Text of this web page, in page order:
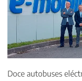
Doce autobuses